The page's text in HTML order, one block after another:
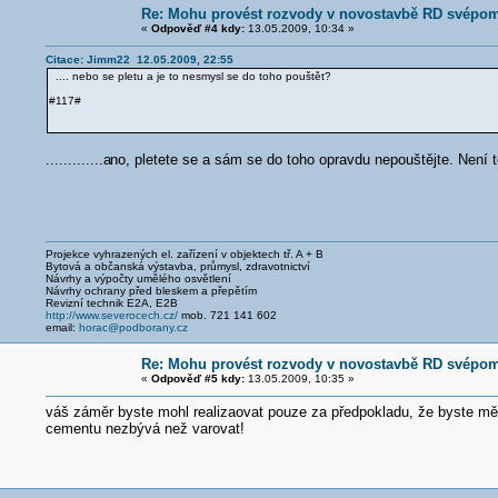
Re: Mohu provést rozvody v novostavbě RD
« Odpověď #4 kdy: 13.05.2009, 10:34 »
Citace: Jimm22 12.05.2009, 22:55
.... nebo se pletu a je to nesmysl se do toho pouštět?
#117#
.............ano, pletete se a sám se do toho opravdu nepouštějte.
Projekce vyhrazených el. zařízení v objektech tř. A + B
Bytová a občanská výstavba, průmysl, zdravotnictví
Návrhy a výpočty umělého osvětlení
Návrhy ochrany před bleskem a přepětím
Revizní technik E2A, E2B
http://www.severocech.cz/ mob. 721 141 602
email: horac@podborany.cz
Re: Mohu provést rozvody v novostavbě RD
« Odpověď #5 kdy: 13.05.2009, 10:35 »
váš záměr byste mohl realizaovat pouze za předpokladu, že byste
cementu nezbývá než varovat!